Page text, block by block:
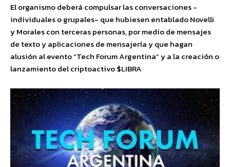
El organismo deberá compulsar las conversaciones -
individuales o grupales- que hubiesen entablado Novelli
y Morales con terceras personas, por medio de mensajes
de texto y aplicaciones de mensajería y que hagan
alusión al evento “Tech Forum Argentina” y a la creación o
lanzamiento del criptoactivo $LIBRA